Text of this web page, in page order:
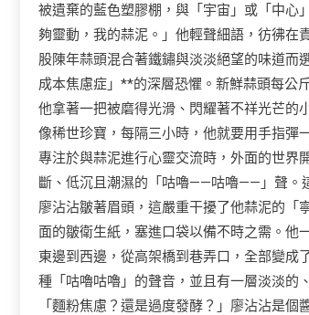
被遺棄的藍色塑膠棚，與「宇宙」或「中心
夠靈動，我的蒜泥。」他輕聲細語，彷彿在
股陳年蒜頭混合著鐵鏽與淡淡絕望的味道
成本焦慮症」**的深層恐懼。新鮮蒜頭每公
他拿著一把被磨得光滑、閃耀著不祥光芒的
像稀世珍寶，每隔三小時，他就要用手指
專注於與蒜泥進行心靈交流時，外面的世界
斷、低沉且潮濕的「咕嚕——咕嚕——」聲。
廖沾沾皺著眉頭，這嚴重干擾了他蒜泥的「
面的皺衛生紙，塞進口袋以備不時之需。他
東邊到西邊，從高架橋到巷弄口，全部變成
種「咕嚕咕嚕」的聲音，並且有一層淡淡的
「麵粉焦慮？還是過度發酵？」廖沾沾是